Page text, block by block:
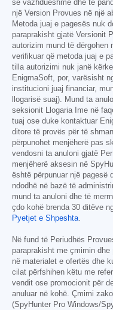
së vazhdueshme dhe të
një Version Provues në një
Metoda juaj e pagesës nuk
paraprakisht gjatë Versionit
autorizim mund të dërgohen
verifikuar që metoda juaj e
tilla autorizimi nuk janë
EnigmaSoft, por, varësisht
institucioni juaj financiar,
llogarisë suaj). Mund ta
seksionit Llogaria Ime në
tuaj ose duke kontaktuar
ditore të provës për të
përpunohet menjëherë pas
vendosni ta anuloni gjatë
menjëherë aksesin në
është përpunuar një pagesë
ndodhë në bazë të
mund ta anuloni dhe të
çdo kohë brenda 30 ditëve
Pyetjet e Shpeshta.
Në fund të Periudhës
paraprakisht me çmimin
në materialet e ofertës dhe
cilat përfshihen këtu me
vendit ose promocionit për
anuluar në kohë. Çmimi
(SpyHunter Pro Windows/